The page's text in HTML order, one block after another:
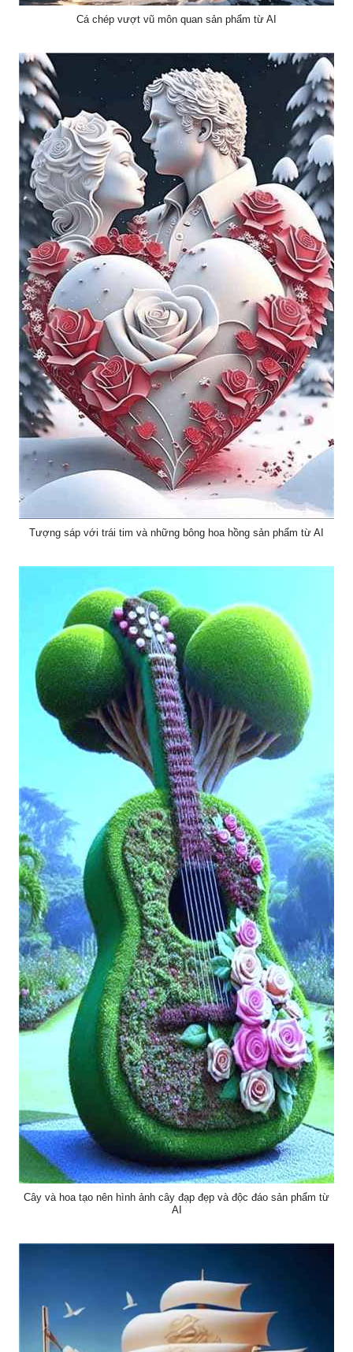
Cá chép vượt vũ môn quan sản phẩm từ AI
Tượng sáp với trái tim và những bông hoa hồng sản phẩm từ AI
Cây và hoa tạo nên hình ảnh cây đạp đẹp và độc đáo sản phẩm từ
AI